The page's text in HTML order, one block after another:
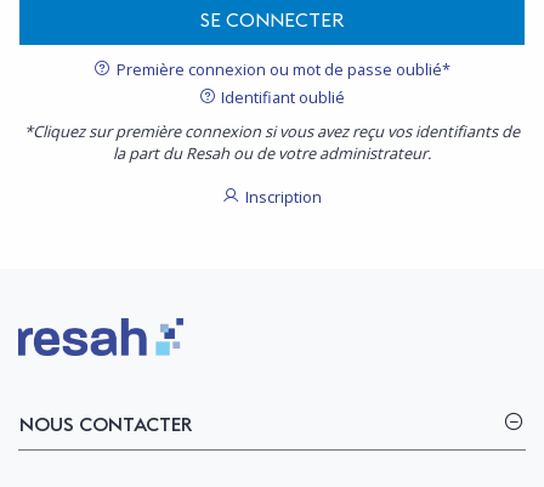
SE CONNECTER
Première connexion ou mot de passe oublié*
Identifiant oublié
*Cliquez sur première connexion si vous avez reçu vos identifiants de
la part du Resah ou de votre administrateur.
Inscription
Logo Resah
NOUS CONTACTER